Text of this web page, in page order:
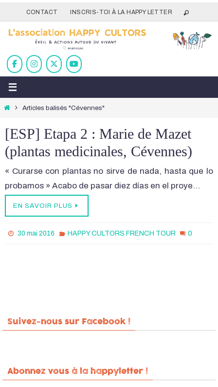
vers
contenu
CONTACT INSCRIS-TOI À LA HAPPY LETTER
HomeArticles balisés "Cévennes"
[ESP] Etapa 2 : Marie de Mazet
(plantas medicinales, Cévennes)
« Curarse con plantas no sirve de nada, hasta que lo
probamos » Acabo de pasar diez días en el proye…
EN SAVOIR PLUS
30 mai 2016 HAPPY CULTORS FRENCH TOUR 0
Suivez-nous sur Facebook !
Abonnez vous à la happyletter !